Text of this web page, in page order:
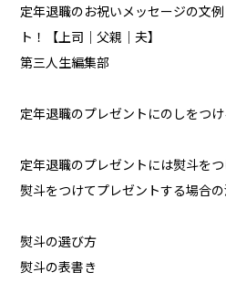
定年退職のお祝いメッセージの文
ト！【上司｜父親｜夫】
第三人生編集部
定年退職のプレゼントにのしをつけ
定年退職のプレゼントには熨斗をつ
熨斗をつけてプレゼントする場合の
熨斗の選び方
熨斗の表書き